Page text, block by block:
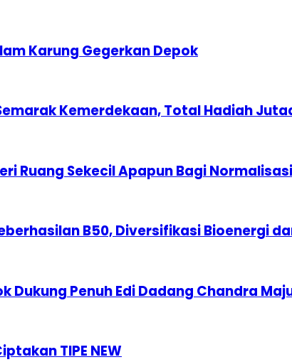
Karung Gegerkan Depok
Kemerdekaan, Total Hadiah
Ruang Sekecil Apapun Bagi Normalisasi
B50, Diversifikasi Bioenergi
Dukung Penuh Edi Dadang Chandra
TIPE NEW